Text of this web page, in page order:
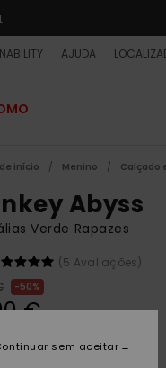
AJUDA
início Menino Calçado
Abyss
Verde Rapazes
(5 Avaliações)
50%
€
sem aceitar